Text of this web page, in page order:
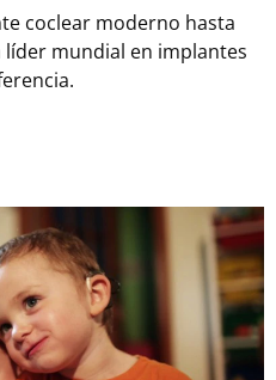
coclear moderno hasta
mundial en implantes